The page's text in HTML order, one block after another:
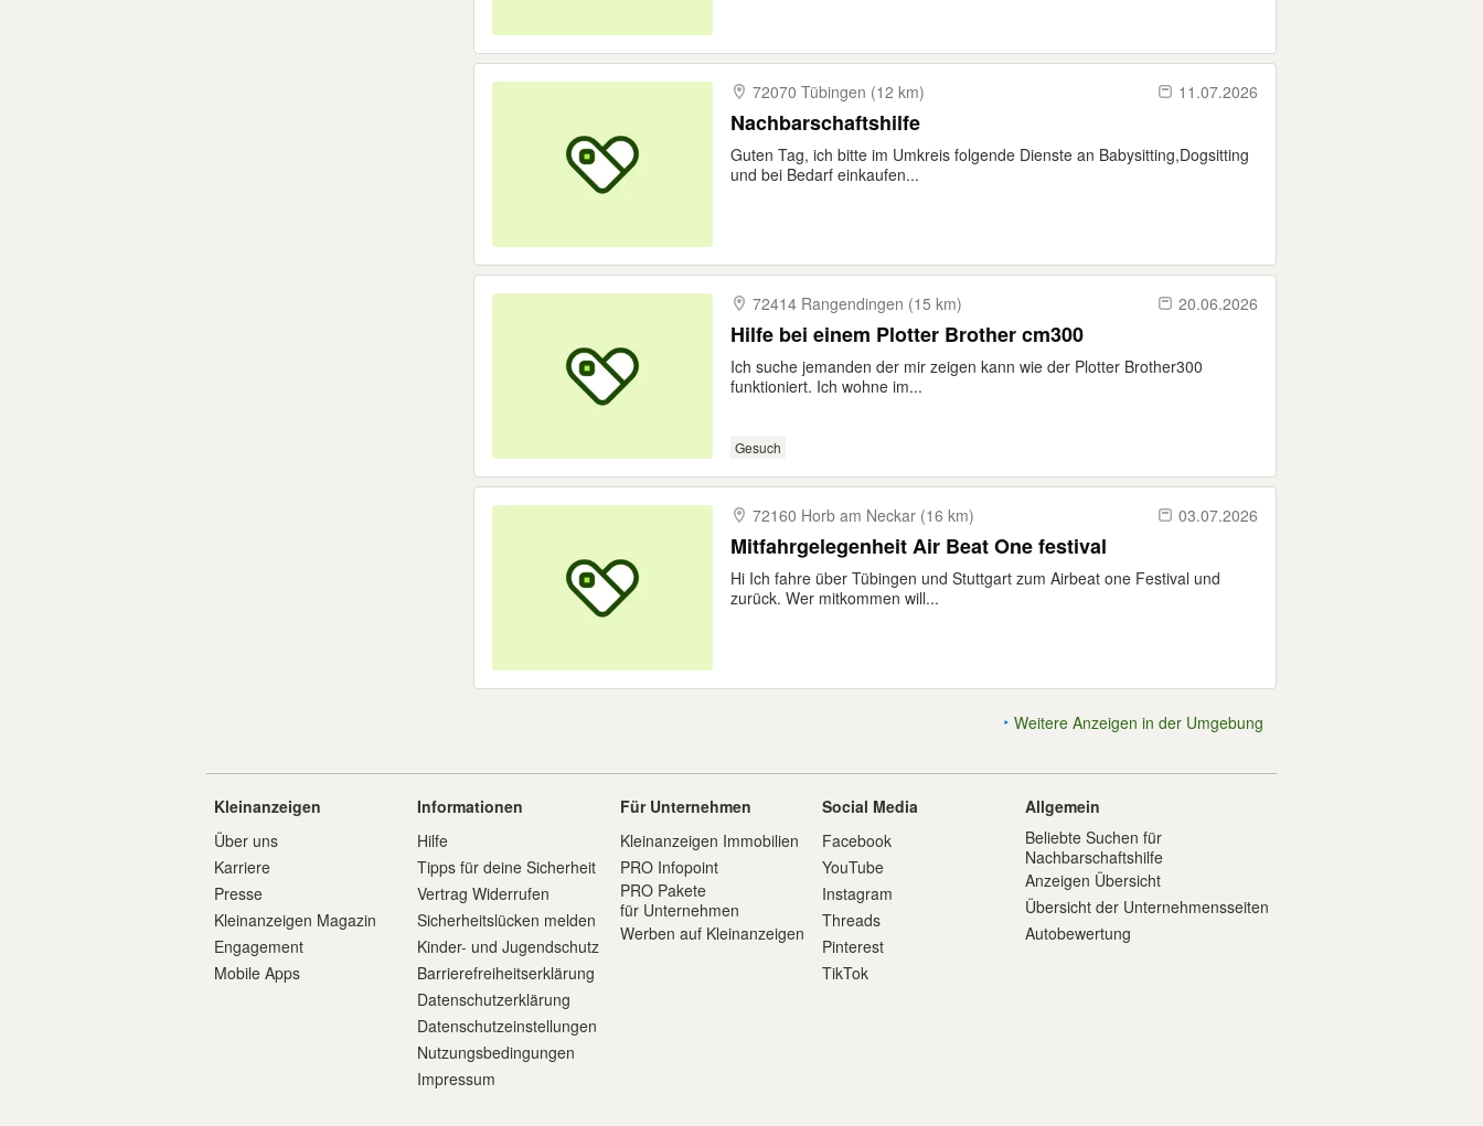
72070 Tübingen (12 km) 11.07.2026
Nachbarschaftshilfe
Guten Tag, ich bitte im Umkreis folgende Dienste an Babysitting,Dogsitting
und bei Bedarf einkaufen...
72414 Rangendingen (15 km) 20.06.2026
Hilfe bei einem Plotter Brother cm300
Ich suche jemanden der mir zeigen kann wie der Plotter Brother300
funktioniert. Ich wohne im...
Gesuch
72160 Horb am Neckar (16 km) 03.07.2026
Mitfahrgelegenheit Air Beat One festival
Hi Ich fahre über Tübingen und Stuttgart zum Airbeat one Festival und
zurück. Wer mitkommen will...
Weitere Anzeigen in der Umgebung
Kleinanzeigen
Über uns
Karriere
Presse
Kleinanzeigen Magazin
Engagement
Mobile Apps
Informationen
Hilfe
Tipps für deine Sicherheit
Vertrag Widerrufen
Sicherheitslücken melden
Kinder- und Jugendschutz
Barrierefreiheitserklärung
Datenschutzerklärung
Datenschutzeinstellungen
Nutzungsbedingungen
Impressum
Für Unternehmen
Kleinanzeigen Immobilien
PRO Infopoint
PRO Pakete
für Unternehmen
Werben auf Kleinanzeigen
Social Media
Facebook
YouTube
Instagram
Threads
Pinterest
TikTok
Allgemein
Beliebte Suchen für
Nachbarschaftshilfe
Anzeigen Übersicht
Übersicht der Unternehmensseiten
Autobewertung